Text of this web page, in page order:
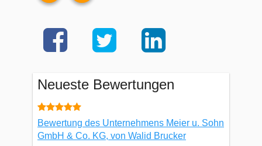
Neueste Bewertungen
Bewertung des Unternehmens Meier u. Sohn
GmbH & Co. KG, von Walid Brucker